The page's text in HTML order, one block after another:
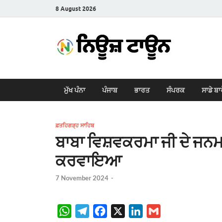
8 August 2026
ਮੁੱਖ ਪੰਨਾ ਪੰਜਾਬ ਭਾਰਤ ਸੰਪਰਕ ਸਾਡੇ
ਫ਼ਤਹਿਗੜ੍ਹ ਸਾਹਿਬ
ਬਾਬਾ ਵਿਸ਼ਵਕਰਮਾ ਜੀ ਦੇ
ਕਰਵਾਇਆ
7 November 2024 -
W